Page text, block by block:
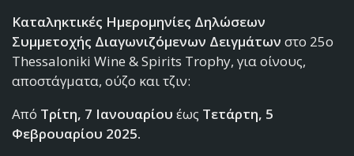
Καταληκτικές Ημερομηνίες Δηλώσεων
Συμμετοχής Διαγωνιζόμενων Δειγμάτων στο 25ο
Thessaloniki Wine & Spirits Trophy, για οίνους,
αποστάγματα, ούζο και τζιν:
Από Τρίτη, 7 Ιανουαρίου έως Τετάρτη, 5
Φεβρουαρίου 2025.